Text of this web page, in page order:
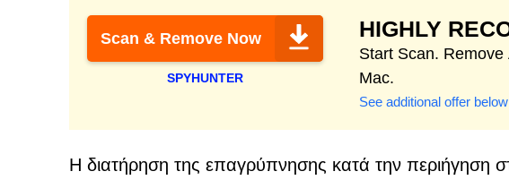
Scan & Remove Now
SPYHUNTER
HIGHLY
Start Scan. Remove
Mac.
See additional offer
Η διατήρηση της επαγρύπνησης κατά την περιήγηση